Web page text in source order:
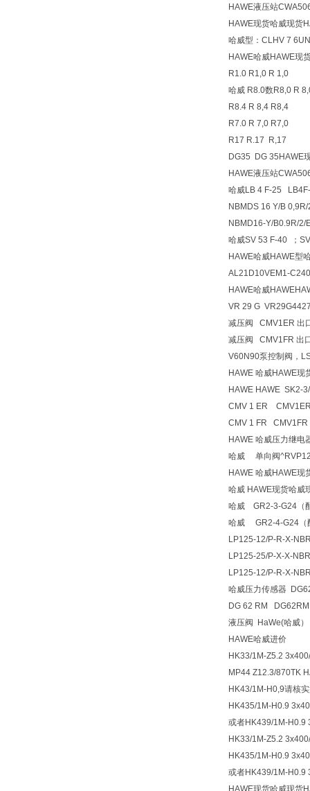
HAWE液压站
HAWE现货哈威现货
哈威型：CLHV 7
HAWE哈威HAWE现
R1.0 R1,0 R 1,0
哈威 R8.0数R8,0 R
R8.4 R 8,4 R8,4
R7.0 R 7,0 R7,0
R17 R.17 R,17
DG35 DG 35HAWE
HAWE液压站
哈威LB 4 F-25
NBMDS 16 Y/B
NBMD16-Y/B0.9R/2/
哈威SV 53 F-40 ；
HAWE哈威HAWE型
AL21D10VEM1-
HAWE哈威
VR 29 G
减压阀 CMV1ER 出
减压阀 CMV1FR 出
V60N90泵控制阀，
HAWE 哈威HAWE现
HAWE HAWE SK2-
CMV 1 ER
CMV 1 FR CMV1FR
HAWE 哈威压力继电
哈威 单向阀
HAWE 哈威HAWE现
哈威 HAWE现货哈威
哈威 GR2-3-G24（
哈威 GR2-4-G24
LP125-12/P-R-X-
LP125-25/P-X-X-
LP125-12/P-R-X-
哈威压力传感器
DG 62 RM DG62RM
液压阀 HaWe(哈威）
HAWE哈威进价
HK33/1M-Z5.2
MP44 Z12.3/870TK
HK43/1M-H0,9请核
HK435/1M-H0.9
或者HK439/1M-H0.9
HK33/1M-Z5.2
HK435/1M-H0.9
或者HK439/1M-H0.9
HAWE现货哈威现货